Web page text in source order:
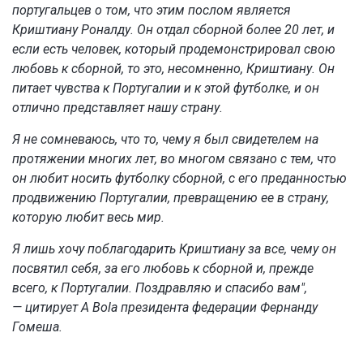
португальцев о том, что этим послом является
Криштиану Роналду. Он отдал сборной более 20 лет, и
если есть человек, который продемонстрировал свою
любовь к сборной, то это, несомненно, Криштиану. Он
питает чувства к Португалии и к этой футболке, и он
отлично представляет нашу страну.
Я не сомневаюсь, что то, чему я был свидетелем на
протяжении многих лет, во многом связано с тем, что
он любит носить футболку сборной, с его преданностью
продвижению Португалии, превращению ее в страну,
которую любит весь мир.
Я лишь хочу поблагодарить Криштиану за все, чему он
посвятил себя, за его любовь к сборной и, прежде
всего, к Португалии. Поздравляю и спасибо вам",
— цитирует A Bola президента федерации Фернанду
Гомеша.